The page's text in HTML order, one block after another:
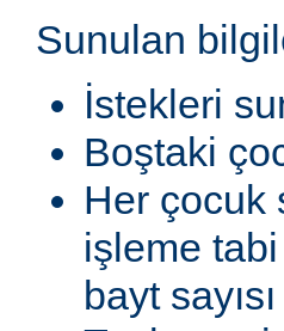
Sunulan
İstekleri
Boştaki
Her çocuk
işleme
bayt